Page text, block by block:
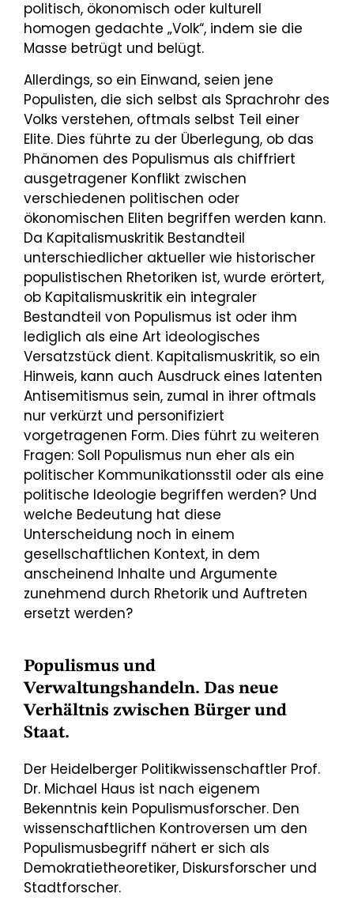
politisch, ökonomisch oder kulturell
homogen gedachte „Volk“, indem sie die
Masse betrügt und belügt.
Allerdings, so ein Einwand, seien jene
Populisten, die sich selbst als Sprachrohr des
Volks verstehen, oftmals selbst Teil einer
Elite. Dies führte zu der Überlegung, ob das
Phänomen des Populismus als chiffriert
ausgetragener Konflikt zwischen
verschiedenen politischen oder
ökonomischen Eliten begriffen werden kann.
Da Kapitalismuskritik Bestandteil
unterschiedlicher aktueller wie historischer
populistischen Rhetoriken ist, wurde erörtert,
ob Kapitalismuskritik ein integraler
Bestandteil von Populismus ist oder ihm
lediglich als eine Art ideologisches
Versatzstück dient. Kapitalismuskritik, so ein
Hinweis, kann auch Ausdruck eines latenten
Antisemitismus sein, zumal in ihrer oftmals
nur verkürzt und personifiziert
vorgetragenen Form. Dies führt zu weiteren
Fragen: Soll Populismus nun eher als ein
politischer Kommunikationsstil oder als eine
politische Ideologie begriffen werden? Und
welche Bedeutung hat diese
Unterscheidung noch in einem
gesellschaftlichen Kontext, in dem
anscheinend Inhalte und Argumente
zunehmend durch Rhetorik und Auftreten
ersetzt werden?
Populismus und
Verwaltungshandeln. Das neue
Verhältnis zwischen Bürger und
Staat.
Der Heidelberger Politikwissenschaftler Prof.
Dr. Michael Haus ist nach eigenem
Bekenntnis kein Populismusforscher. Den
wissenschaftlichen Kontroversen um den
Populismusbegriff nähert er sich als
Demokratietheoretiker, Diskursforscher und
Stadtforscher.